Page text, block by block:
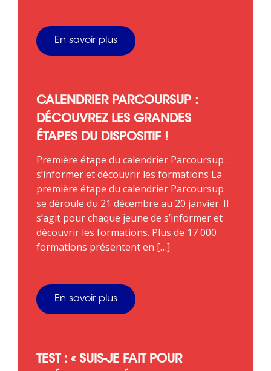
En savoir plus
CALENDRIER PARCOURSUP :
DÉCOUVREZ LES GRANDES
ÉTAPES DU DISPOSITIF !
Première étape du calendrier Parcoursup :
s’informer et découvrir les formations La
première étape du calendrier Parcoursup
se déroule du 21 décembre au 20 janvier. Il
s’agit pour chaque jeune de s’informer et
découvrir les formations. Plus de 17 000
formations présentent en […]
En savoir plus
TEST : « SUIS-JE FAIT POUR